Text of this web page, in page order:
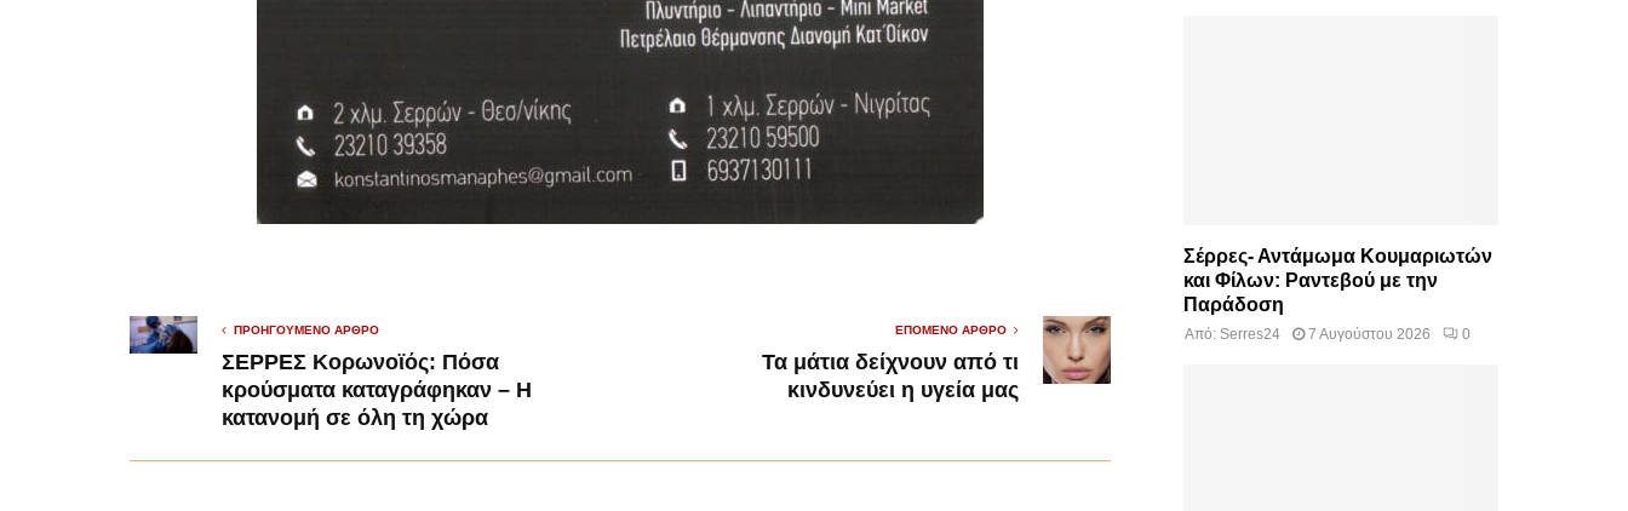
ΠΡΟΗΓΟΎΜΕΝΟ ΆΡΘΡΟ
ΣΕΡΡΕΣ Κορωνοϊός: Πόσα
κρούσματα καταγράφηκαν – Η
κατανομή σε όλη τη χώρα
ΕΠΌΜΕΝΟ ΆΡΘΡΟ
Τα μάτια δείχνουν από τι
κινδυνεύει η υγεία μας
Σέρρες- Αντάμωμα Κουμαριωτών
και Φίλων: Ραντεβού με την
Παράδοση
Από: Serres24 7 Αυγούστου 2026 0